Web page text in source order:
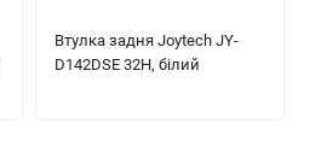
Втулка задня Joytech JY-
D142DSE 32H, білий